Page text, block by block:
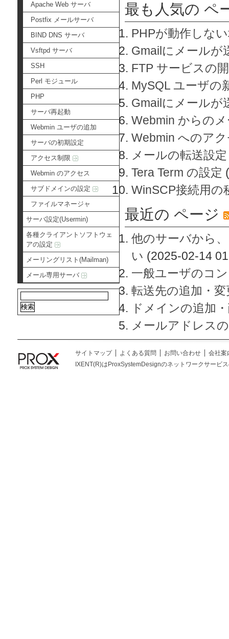
Apache Web サーバ
Postfix メールサーバ
BIND DNS サーバ
Vsftpd サーバ
SSH
Perl モジュール
PHP
サーバ再起動
Webmin ユーザの追加
サーバの初期設定
アクセス制限
Webmin のアクセス
サブドメインの設定
ファイルマネージャ
サーバ設定(Usermin)
各種クライアントソフトウェ
アの設定
メーリングリスト(Mailman)
メール専用サーバ
最も人気の ペ
PHPが動作しな
Gmailにメールが
FTP サービスの
MySQL ユーザの
Gmailにメールが
Webmin からの
Webmin へのア
メールの転送設定
Tera Term の設定
WinSCP接続用の
最近の ページ
他のサーバから
い (2025-02-14
一般ユーザのコ
転送先の追加・
ドメインの追加
メールアドレス
サイトマップ よくある質問 お問い合わせ
会社案
IXENT(R)はProxSystemDesignのネットワークサービ